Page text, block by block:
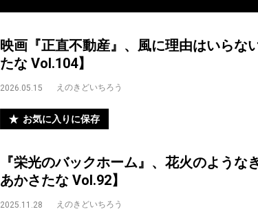
映画『正直不動産』、風に理由はいらな
たな Vol.104】
2026.05.15 えのきどいちろう
お気に入りに保存
『栄光のバックホーム』、花火のよう
あかさたな Vol.92】
2025.11.28 えのきどいちろう